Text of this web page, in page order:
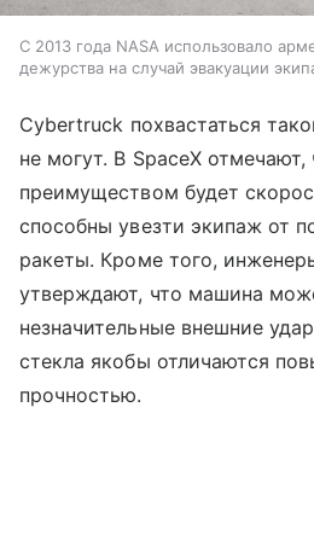
С 2013 года NASA использовало
дежурства на случай эвакуации
Cybertruck похвастаться
не могут. В SpaceX отмечают,
преимуществом будет
способны увезти экипаж от
ракеты. Кроме того,
утверждают, что машина
незначительные внешние
стекла якобы отличаются
прочностью.